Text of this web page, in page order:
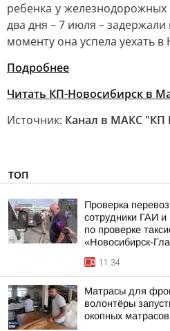
ребенка у железнодорожных
два дня – 7 июля –
моменту она успела уехать в
Подробнее
Читать КП-Новосибирск в
Источник: Канал в МАКС "КП
ТОП
Проверка
сотрудники ГАИ
по проверке
«Новосибирск-
11:34
Матрасы для
волонтёры
окопных